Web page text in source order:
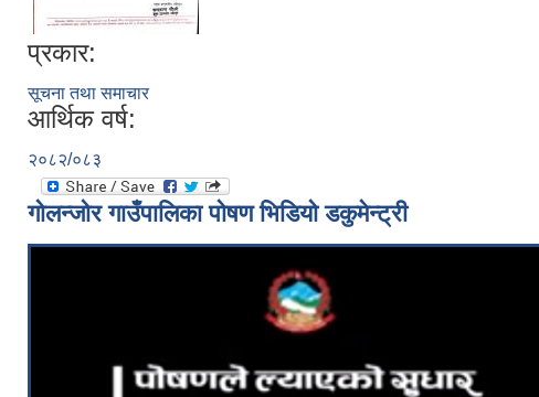
प्रकार:
सूचना तथा समाचार
आर्थिक वर्ष:
२०८२/०८३
गोलन्जोर गाउँपालिका पोषण भिडियो डकुमेन्ट्री